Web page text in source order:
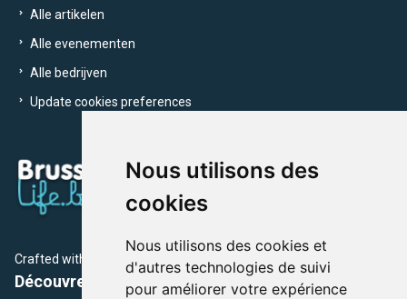
Nous utilisons des
cookies
Nous utilisons des cookies et
d'autres technologies de suivi
pour améliorer votre expérience
Alle artikelen
Alle evenementen
Alle bedrijven
Update cookies preferences
Crafted with by Brusselslife Team
Découvrez plus de 12 000 adresses et événements